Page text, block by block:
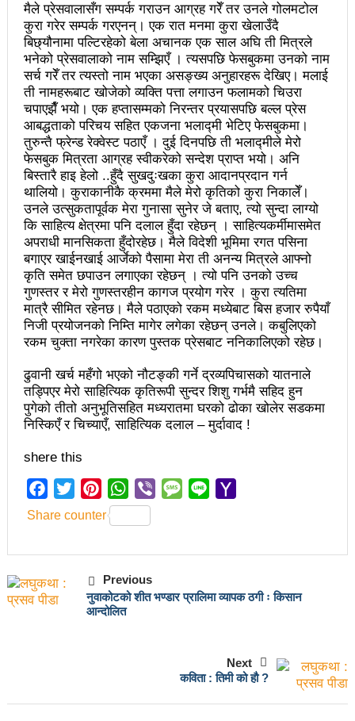
नवलपरासी काठमाडौँ सम्पर्क समन्वय समितिको अध्यक्षमा
विश्वकर्मा
राजावादीको आन्दोलनः आगलागीमा पत्रकारको मृत्यु
कर्फ्यु लागे पनि तीनकुने क्षेत्र अझै अशान्तः सडकमा सेना
परिचालन
राजावादीको प्रदर्शन थप उग्रः केही स्थानमा कर्फ्यु आदेश
काठमाडौँमा माओवादीको नेतृत्वमा विशाल जनप्रदर्शन
राजावादी र प्रहरीबिच झडपः तीनकुने-वानेश्वर क्षेत्र तनावग्रस्त
लव प्याकुरेलद्वारा निर्देशित वृत्तचित्र ‘गर्ल्स रिराइटिङ डेस्टीनी’
लाई अडियन्स च्वाइस अवार्ड
प्रेस सेन्टरको महाधिवेसनमा पुरस्कृत हुँदै यी पत्रकार
भरतपुरका १ सय २९ सुकुम्बासी घरधुरीलाई लालपूर्जा वितरण
हानलाई मजदुर संगठनहरुको ध्यानाकर्षण पत्र, देशैभर
अभियानात्मक कार्यक्रम
‘महिला अधिकारका निम्ति सदनबाट कानून बनाउन ढिला भयो’
सहिद स्मृति दिवसमा माओवादी बेलकोटगढी नगरद्वारा वैचारिक,
राजनीतिक कार्यशाला
त्रिदेशीय विद्युत ब्यापार सम्झौता नेपालका लागि कोशेढुंगाः
प्रचण्ड
कविता- म हैन भने
आवश्यकता मिडिया साक्षरताको
३ महिनामा प्रेस स्वतन्त्रता हननका १३ घटना
इन्द्रेश्वर युवा समाजद्वारा बेलकोटगढीका ५ विद्यालयमा छात्रवृत्ति
मैले प्रेसवालासँग सम्पर्क गराउन आग्रह गरेँ तर उनले गोलमटोल
कुरा गरेर सम्पर्क गरएनन्। एक रात मनमा कुरा खेलाउँदै
बिछ्यौनामा पल्टिरहेको बेला अचानक एक साल अघि ती मित्रले
भनेको प्रेसवालाको नाम सम्झिएँ । त्यसपछि फेसबुकमा उनको नाम
सर्च गरेँ तर त्यस्तो नाम भएका असङ्ख्य अनुहारहरू देखिए। मलाई
ती नामहरूबाट खोजेको व्यक्ति पत्ता लगाउन फलामको चिउरा
चपाएझैँ भयो। एक हप्तासम्मको निरन्तर प्रयासपछि बल्ल प्रेस
आबद्धताको परिचय सहित एकजना भलाद्मी भेटिए फेसबुकमा।
तुरुन्तै फ्रेन्ड रेक्वेस्ट पठाएँ । दुई दिनपछि ती भलाद्मीले मेरो
फेसबुक मित्रता आग्रह स्वीकरेको सन्देश प्राप्त भयो। अनि
बिस्तारै हाइ हेलो ..हुँदै सुखदुःखका कुरा आदानप्रदान गर्न
थालियो। कुराकानीकै क्रममा मैले मेरो कृतिको कुरा निकालेँ।
उनले उत्सुकतापूर्वक मेरा गुनासा सुनेर जे बताए, त्यो सुन्दा लाग्यो
कि साहित्य क्षेत्रमा पनि दलाल हुँदा रहेछन् । साहित्यकर्मीमासमेत
अपराधी मानसिकता हुँदोरहेछ। मैले विदेशी भूमिमा रगत पसिना
बगाएर खाईनखाई आर्जेको पैसामा मेरा ती अनन्य मित्रले आफ्नो
कृति समेत छपाउन लगाएका रहेछन् । त्यो पनि उनको उच्च
गुणस्तर र मेरो गुणस्तरहीन कागज प्रयोग गरेर । कुरा त्यतिमा
मात्रै सीमित रहेनछ। मैले पठाएको रकम मध्येबाट बिस हजार रुपैयाँ
निजी प्रयोजनको निम्ति मागेर लगेका रहेछन् उनले। कबुलिएको
रकम चुक्ता नगरेका कारण पुस्तक प्रेसबाट ननिकालिएको रहेछ।
ढुवानी खर्च महँगो भएको नौटङ्की गर्ने द्रव्यपिचासको यातनाले
तड्पिएर मेरो साहित्यिक कृतिरूपी सुन्दर शिशु गर्भमै सहिद हुन
पुगेको तीतो अनुभूतिसहित मध्यरातमा घरको ढोका खोलेर सडकमा
निस्किएँ र चिच्याएँ, साहित्यिक दलाल – मुर्दावाद !
shere this
Facebook
TwitterPinterestWhatsApp
Viber Message
Line
Share counter
Previous
नुवाकोटको शीत भण्डार प्रालिमा व्यापक ठगी ः किसान
आन्दोलित
Next
कविता : तिमी को हौ ?